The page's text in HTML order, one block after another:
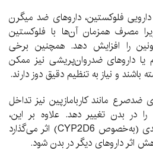
فلوکستین، داروهای ضد میگرن
مصرف همزمان آن‌ها با فلوکستین
را افزایش دهد. همچنین برخی
یا داروهای ضدروان‌پریشی نیز ممکن
و نیاز به تنظیم دقیق دوز دارند.
ضدصرع مانند کاربامازپین نیز تداخل
در بدن تغییر دهد. علاوه بر این،
فلوکستین روی آنزیم‌های کبدی (به‌خصوص CYP2D6) اثر می‌گذارد
اثر داروهای دیگر در بدن شود.